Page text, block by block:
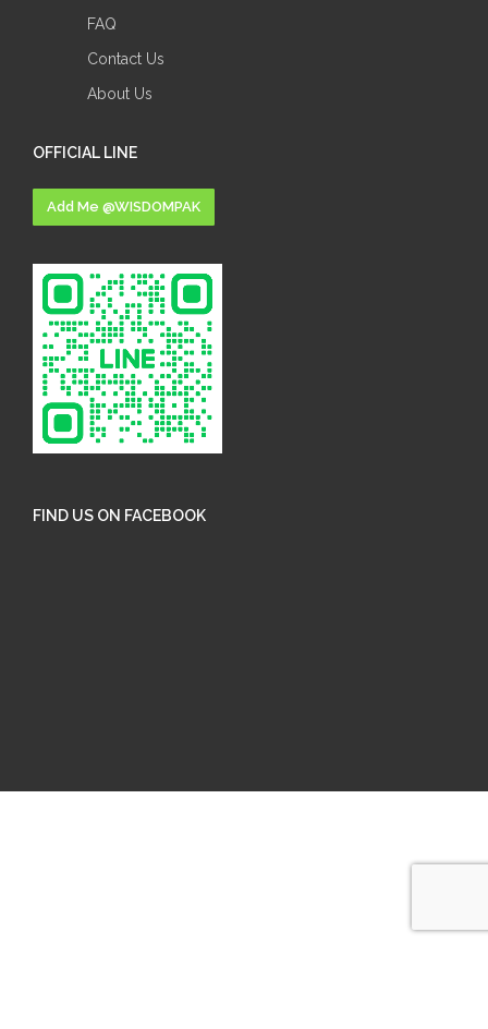
FAQ
Contact Us
About Us
OFFICIAL LINE
Add Me @WISDOMPAK
FIND US ON FACEBOOK